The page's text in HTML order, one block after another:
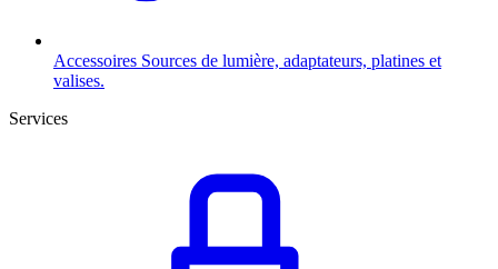
Accessoires Sources de lumière, adaptateurs, platines et
valises.
Services